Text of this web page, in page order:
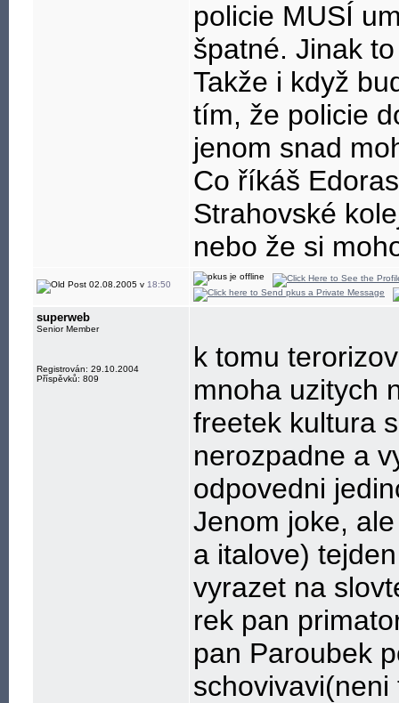
policie MUSÍ
špatné. Jinak
Takže i když
tím, že policie
jenom snad
Co říkáš
Strahovské
nebo že si
02.08.2005 v 18:50
superweb
Senior Member
Registrován: 29.10.2004
Příspěvků: 809
k tomu
mnoha uzitych
freetek kultura
nerozpadne a
odpovedni
Jenom joke,
a italove)
vyrazet na
rek pan
pan Paroubek